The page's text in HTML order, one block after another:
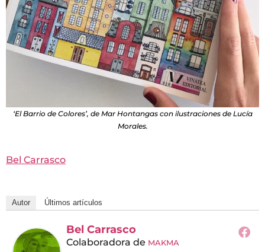
‘El Barrio de Colores’, de Mar Hontangas con ilustraciones de Lucía
Morales.
Bel Carrasco
Autor Últimos artículos
Bel Carrasco
Colaboradora de MAKMA